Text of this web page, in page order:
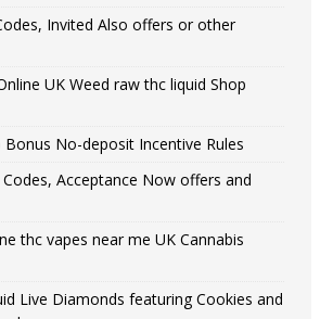
Invited Also offers or other
UK Weed raw thc liquid Shop
Bonus No-deposit Incentive Rules
Codes, Acceptance Now offers and
thc vapes near me UK Сannabis
Live Diamonds featuring Cookies and